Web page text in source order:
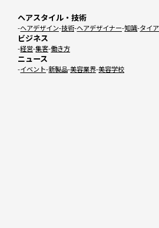
ヘアスタイル・技術
ヘアデザイン 技術 ヘアデザイナー 知識 タイ
ビジネス
経営 集客 働き方
ニュース
イベント 新製品 美容業界 美容学校